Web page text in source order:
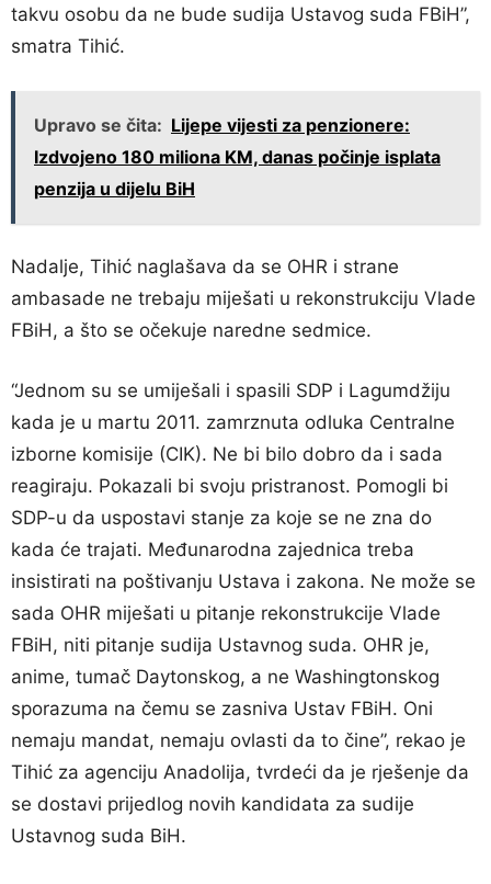
takvu osobu da ne bude sudija Ustavog suda FBiH”,
smatra Tihić.
Upravo se čita: Lijepe vijesti za penzionere:
Izdvojeno 180 miliona KM, danas počinje isplata
penzija u dijelu BiH
Nadalje, Tihić naglašava da se OHR i strane
ambasade ne trebaju miješati u rekonstrukciju Vlade
FBiH, a što se očekuje naredne sedmice.
“Jednom su se umiješali i spasili SDP i Lagumdžiju
kada je u martu 2011. zamrznuta odluka Centralne
izborne komisije (CIK). Ne bi bilo dobro da i sada
reagiraju. Pokazali bi svoju pristranost. Pomogli bi
SDP-u da uspostavi stanje za koje se ne zna do
kada će trajati. Međunarodna zajednica treba
insistirati na poštivanju Ustava i zakona. Ne može se
sada OHR miješati u pitanje rekonstrukcije Vlade
FBiH, niti pitanje sudija Ustavnog suda. OHR je,
anime, tumač Daytonskog, a ne Washingtonskog
sporazuma na čemu se zasniva Ustav FBiH. Oni
nemaju mandat, nemaju ovlasti da to čine”, rekao je
Tihić za agenciju Anadolija, tvrdeći da je rješenje da
se dostavi prijedlog novih kandidata za sudije
Ustavnog suda BiH.